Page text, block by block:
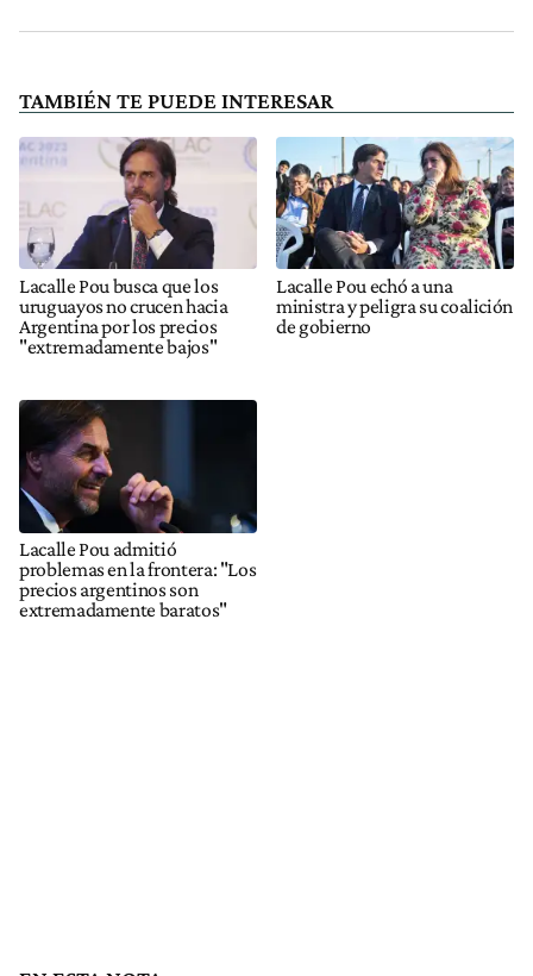
TAMBIÉN TE PUEDE INTERESAR
Lacalle Pou busca que los
uruguayos no crucen hacia
Argentina por los precios
"extremadamente bajos"
Lacalle Pou echó a una
ministra y peligra su coalición
de gobierno
Lacalle Pou admitió
problemas en la frontera: "Los
precios argentinos son
extremadamente baratos"